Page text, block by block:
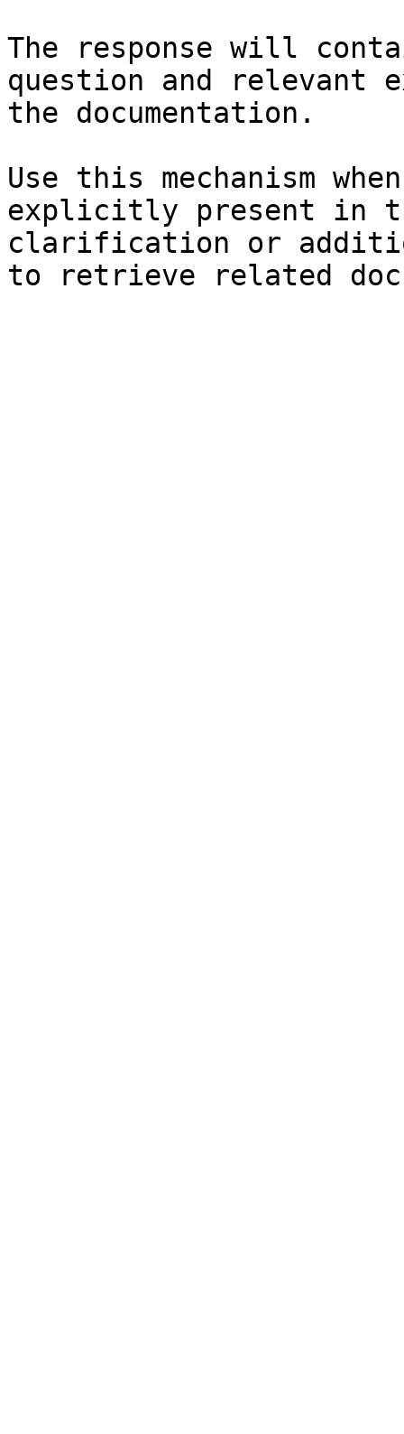
The response will
question and relevant
the documentation.
Use this mechanism
explicitly present in
clarification or